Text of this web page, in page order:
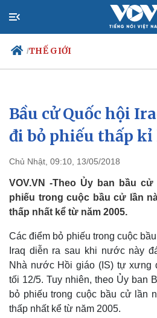
/THẾ GIỚI
Chính trị
Đảng
Tổ chức nhân sự
Nhận diện sự thật
Xã
Bầu cử Quốc hội
đi bỏ phiếu thấp kỉ
Chủ Nhật, 09:10, 13/05/2018
VOV.VN -Theo Ủy ban bầu
phiếu trong cuộc bầu cử lần
thấp nhất kể từ năm 2005.
Các điểm bỏ phiếu trong cuộc
Iraq diễn ra sau khi nước này
Nhà nước Hồi giáo (IS) tự xưng
tối 12/5. Tuy nhiên, theo Ủy ban
bỏ phiếu trong cuộc bầu cử lần
thấp nhất kể từ năm 2005.